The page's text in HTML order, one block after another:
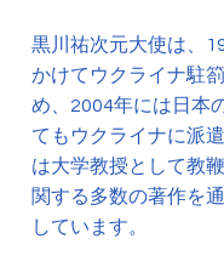
黒川祐次元大使は、
かけてウクライナ駐
め、2004年には日本
てもウクライナに派
は大学教授として教
関する多数の著作を
しています。